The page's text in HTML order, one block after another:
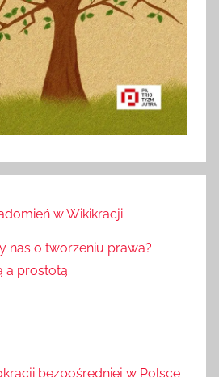
w Wikikracji
nas o tworzeniu prawa?
a prostotą
bezpośredniej w Polsce